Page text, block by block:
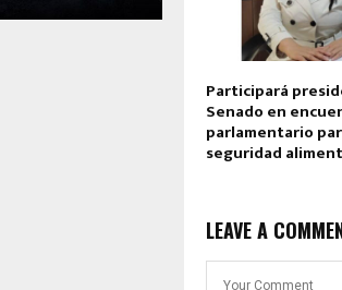
Participará
Senado en
parlamentario
seguridad
LEAVE A